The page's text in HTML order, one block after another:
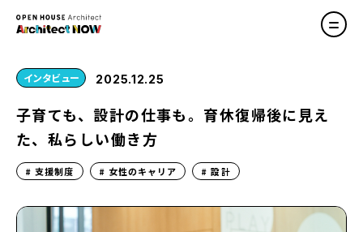
インタビュー 2025.12.25
子育ても、設計の仕事も。育休復帰後に見え
た、私らしい働き方
支援制度 女性のキャリア 設計